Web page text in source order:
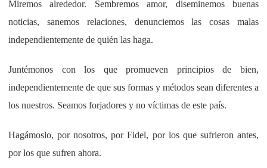
Miremos alrededor. Sembremos amor, diseminemos buenas
noticias, sanemos relaciones, denunciemos las cosas malas
independientemente de quién las haga.
Juntémonos con los que promueven principios de bien,
independientemente de que sus formas y métodos sean diferentes a
los nuestros. Seamos forjadores y no víctimas de este país.
Hagámoslo, por nosotros, por Fidel, por los que sufrieron antes,
por los que sufren ahora.